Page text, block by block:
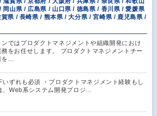
岡山県 / 広島県 / 山口県 / 徳島県 / 香川県 / 愛媛県
県 / 長崎県 / 熊本県 / 大分県 / 宮崎県 / 鹿児島県 /
ではプロダクトマネジメントや組織開発におけ
務をお任せします。 プロダクトマネジメントチー
を…
いずれも必須 ・プロダクトマネジメント経験もし
、Web系システム開発プロジ…